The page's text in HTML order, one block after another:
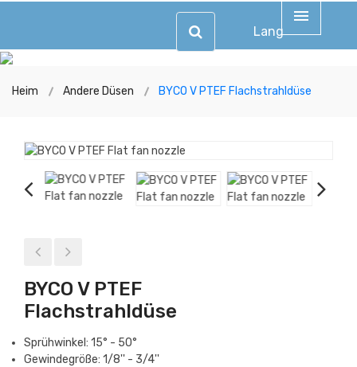
Lang
Heim Andere Düsen BYCO V PTEF Flachstrahldüse
BYCO V PTEF
Flachstrahldüse
Sprühwinkel: 15° - 50°
Gewindegröße: 1/8'' - 3/4''